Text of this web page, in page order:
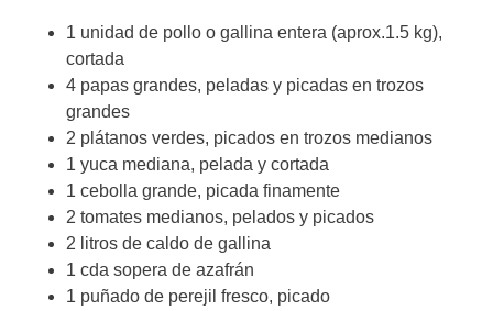
1 unidad de pollo o gallina entera (aprox.1.5 kg),
cortada
4 papas grandes, peladas y picadas en trozos
grandes
2 plátanos verdes, picados en trozos medianos
1 yuca mediana, pelada y cortada
1 cebolla grande, picada finamente
2 tomates medianos, pelados y picados
2 litros de caldo de gallina
1 cda sopera de azafrán
1 puñado de perejil fresco, picado